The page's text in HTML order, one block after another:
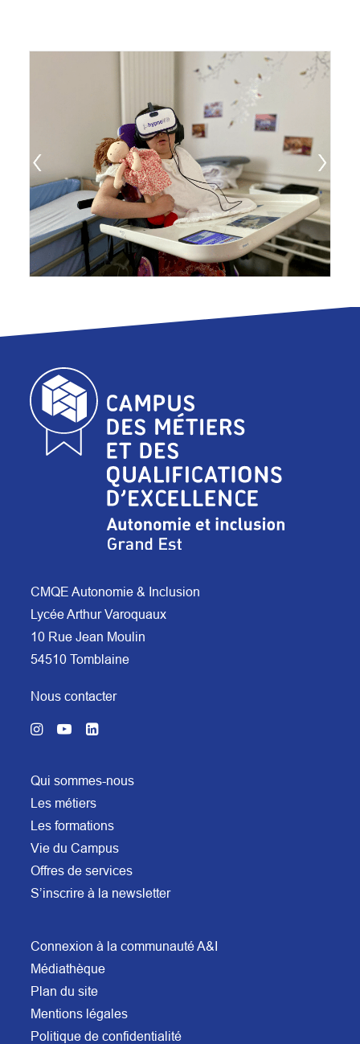
CMQE Autonomie & Inclusion
Lycée Arthur Varoquaux
10 Rue Jean Moulin
54510 Tomblaine
Nous contacter
Qui sommes-nous
Les métiers
Les formations
Vie du Campus
Offres de services
S’inscrire à la newsletter
Connexion à la communauté A&I
Médiathèque
Plan du site
Mentions légales
Politique de confidentialité